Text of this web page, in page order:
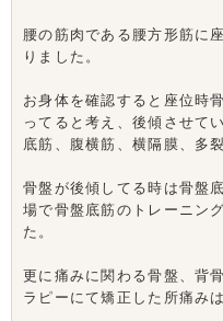
腰の筋肉である腰方形筋に
りました。
お身体を確認すると座位時
ってると考え、後傾させて
底筋、腹横筋、横隔膜、多
骨盤が後傾してる時は骨盤
場で骨盤底筋のトレーニン
た。
更に痛みに関わる骨盤、背
ラピーにて矯正した所痛み